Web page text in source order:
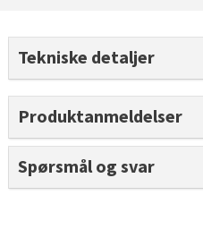
Bli inspirert av nye
Tekniske detaljer
Produktanmeldelser
Spørsmål og svar